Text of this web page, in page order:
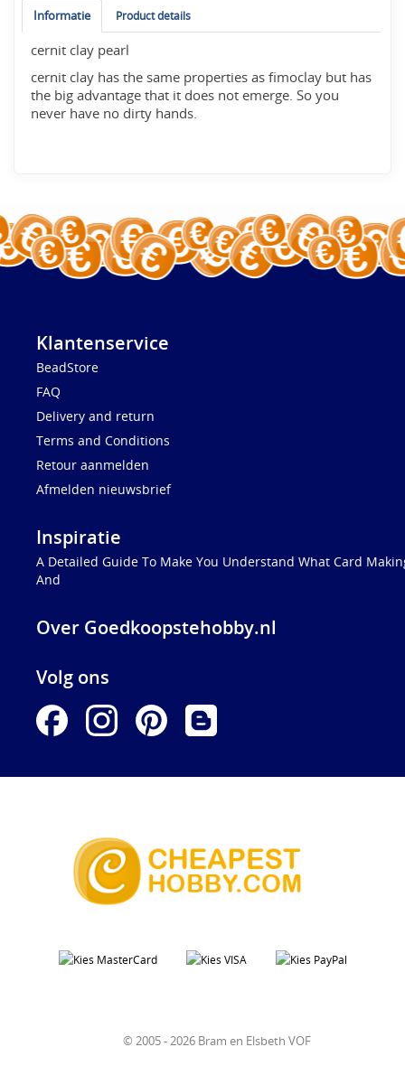
Informatie Product details
cernit clay pearl
cernit clay has the same properties as fimoclay but has
the big advantage that it does not emerge. So you
never have no dirty hands.
Klantenservice
BeadStore
FAQ
Delivery and return
Terms and Conditions
Retour aanmelden
Afmelden nieuwsbrief
Inspiratie
A Detailed Guide To Make You Understand What Card
And
Over Goedkoopstehobby.nl
Volg ons
© 2005 - 2026 Bram en Elsbeth VOF